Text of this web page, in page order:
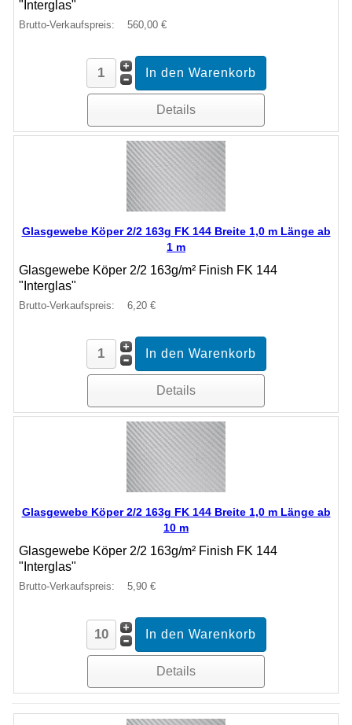
"Interglas"
Brutto-Verkaufspreis: 560,00 €
Details
Glasgewebe Köper 2/2 163g FK 144 Breite 1,0 m Länge ab
1 m
Glasgewebe Köper 2/2 163g/m² Finish FK 144
"Interglas"
Brutto-Verkaufspreis: 6,20 €
Details
Glasgewebe Köper 2/2 163g FK 144 Breite 1,0 m Länge ab
10 m
Glasgewebe Köper 2/2 163g/m² Finish FK 144
"Interglas"
Brutto-Verkaufspreis: 5,90 €
Details